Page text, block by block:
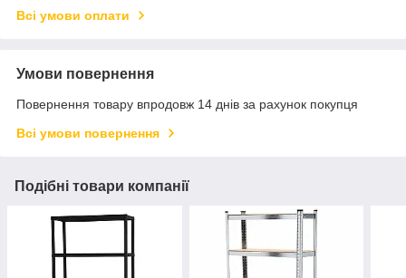
Всі умови оплати
Умови повернення
Повернення товару впродовж 14 днів за рахунок покупця
Всі умови повернення
Подібні товари компанії